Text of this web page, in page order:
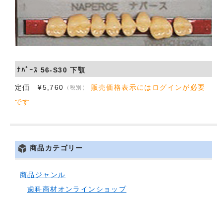
歯科関連機器
術野撮影キット
会社概要
お問い合わせ
ﾅﾊﾟｰｽ 56-S30 下顎
定価 ¥5,760 （税別）
販売価格表示にはログインが必要
です
商品カテゴリー
商品ジャンル
歯科商材オンラインショップ